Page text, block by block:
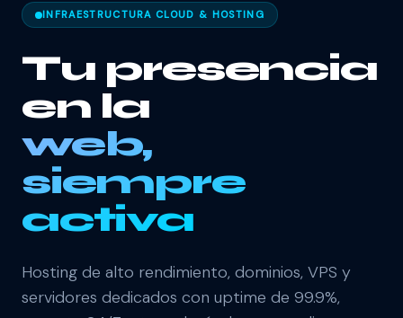
INFRAESTRUCTURA CLOUD & HOSTING
Tu presencia
en la
web,
siempre
activa
Hosting de alto rendimiento, dominios, VPS y
servidores dedicados con uptime de 99.9%,